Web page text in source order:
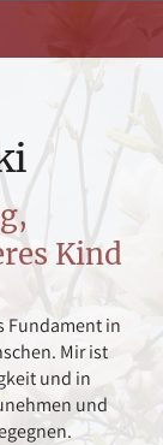
Kind
Fundament in
Mir ist
und in
und